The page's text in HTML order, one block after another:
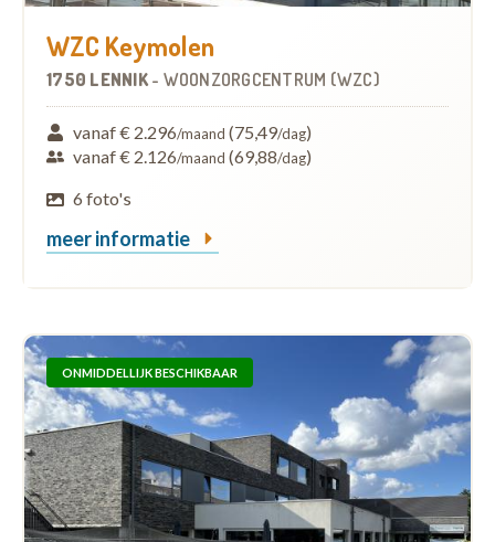
WZC Keymolen
1750 LENNIK- WOONZORGCENTRUM (WZC)
vanaf € 2.296/maand (75,49/dag)
vanaf € 2.126/maand (69,88/dag)
6 foto's
meer informatie
ONMIDDELLIJK BESCHIKBAAR